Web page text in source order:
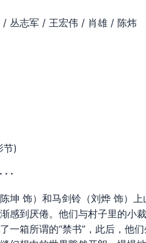
丛志军 / 王宏伟 / 肖雄 / 陈炜
节)
·
饰）和马剑铃（刘烨 饰）上
感到厌倦。他们与村子里的小
一箱所谓的“禁书”，此后，